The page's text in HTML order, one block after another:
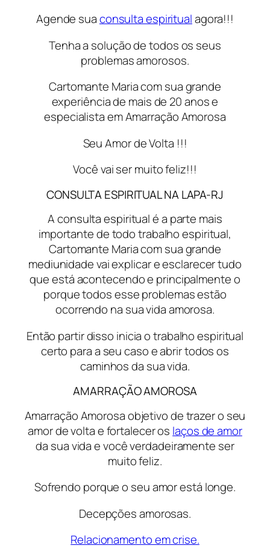
Agende suaconsulta espiritualagora!!!
Tenha a solução de todos os seus
problemas amorosos.
Cartomante Maria com sua grande
experiência de mais de 20 anos e
especialista em Amarração Amorosa
Seu Amor de Volta !!!
Você vai ser muito feliz!!!
CONSULTA ESPIRITUAL NA LAPA-RJ
A consulta espiritual é a parte mais
importante de todo trabalho espiritual,
Cartomante Maria com sua grande
mediunidade vai explicar e esclarecer tudo
que está acontecendo e principalmente o
porque todos esse problemas estão
ocorrendo na sua vida amorosa.
Então partir disso inicia o trabalho espiritual
certo para a seu caso e abrir todos os
caminhos da sua vida.
AMARRAÇÃO AMOROSA
Amarração Amorosa objetivo de trazer o seu
amor de volta e fortalecer os laços de amor
da sua vida e você verdadeiramente ser
muito feliz.
Sofrendo porque o seu amor está longe.
Decepções amorosas.
Relacionamento em crise.